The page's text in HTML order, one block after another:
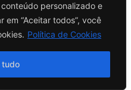
personalizado e
em “Aceitar todos”, você
Política de Cookies
tudo